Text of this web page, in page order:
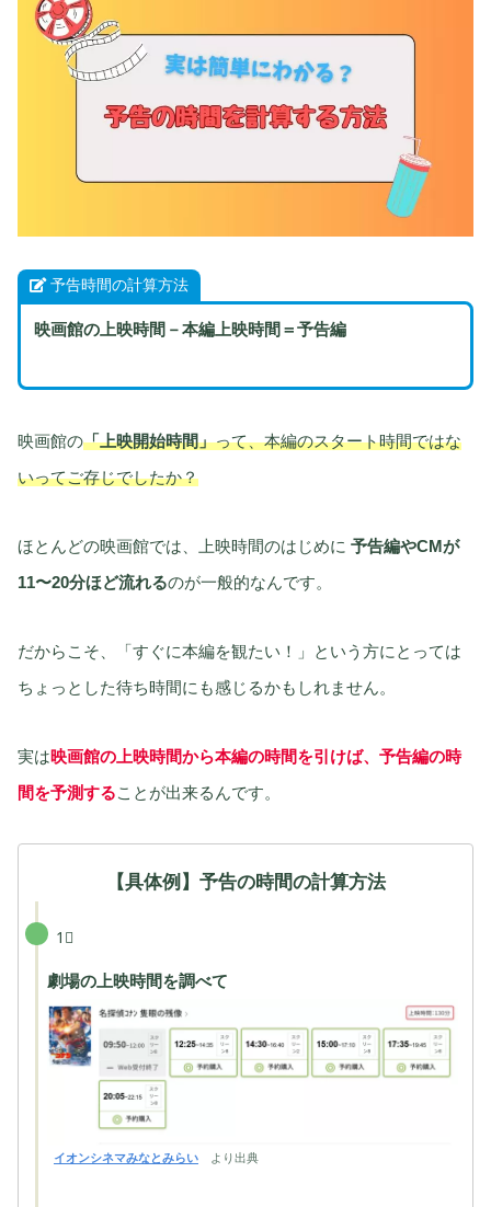
予告時間の計算方法
映画館の上映時間－本編上映時間＝予告編
映画館の「上映開始時間」って、本編のスタート時間ではな
いってご存じでしたか？
ほとんどの映画館では、上映時間のはじめに 予告編やCMが
11〜20分ほど流れるのが一般的なんです。
だからこそ、「すぐに本編を観たい！」という方にとっては
ちょっとした待ち時間にも感じるかもしれません。
実は映画館の上映時間から本編の時間を引けば、予告編の時
間を予測することが出来るんです。
【具体例】予告の時間の計算方法
1⃣
劇場の上映時間を調べて
イオンシネマみなとみらい より出典